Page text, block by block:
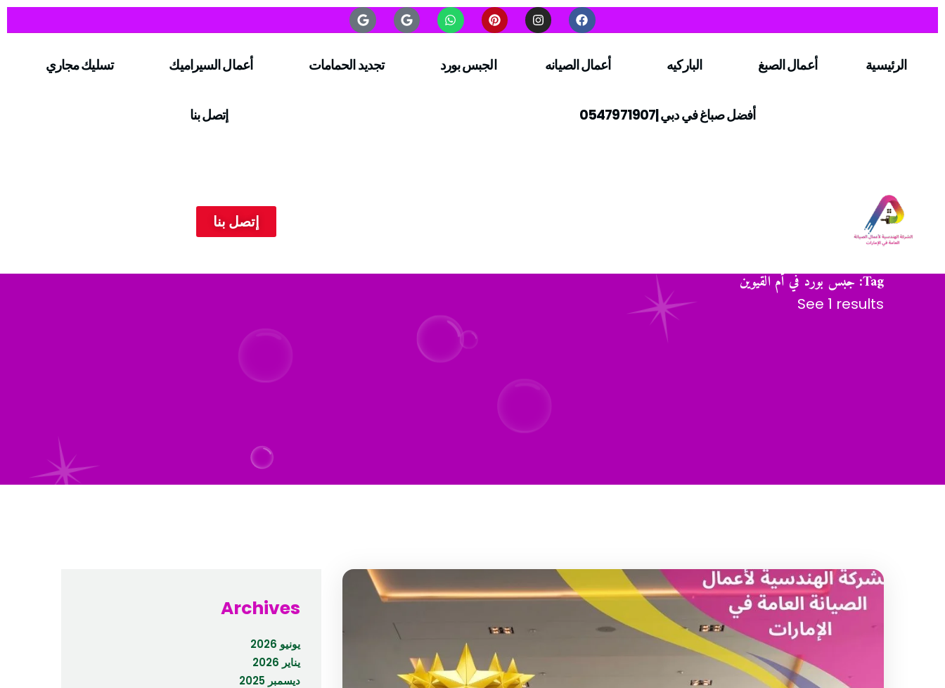
الرئيسية أعمال الصبغ الباركيه أعمال الصيانه الجبس بورد تجديد الحمامات أعمال السيراميك تسليك مجاري
أفضل صباغ في دبي |0547971907 إتصل بنا
إتصل بنا
Tag: جبس بورد في أم القيوين
See 1 results
Archives
يونيو 2026
يناير 2026
ديسمبر 2025